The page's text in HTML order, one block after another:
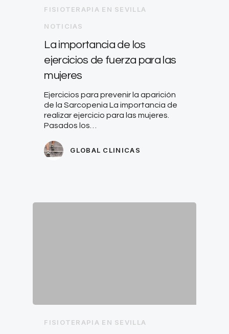
FISIOTERAPIA EN SEVILLA
NOTICIAS
La importancia de los
ejercicios de fuerza para las
mujeres
Ejercicios para prevenir la aparición
de la Sarcopenia La importancia de
realizar ejercicio para las mujeres.
Pasados los…
GLOBAL CLINICAS
FISIOTERAPIA EN SEVILLA